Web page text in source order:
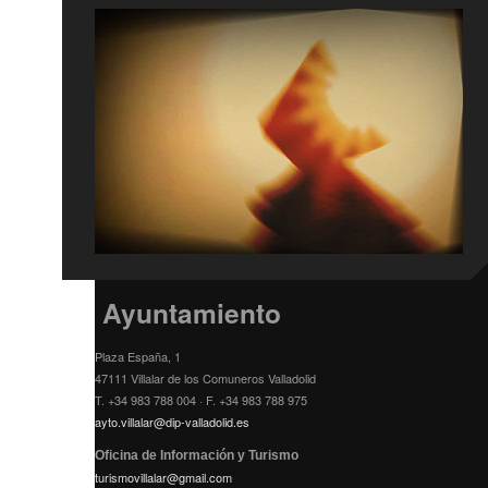
Ayuntamiento
Plaza España, 1
47111 Villalar de los Comuneros Valladolid
T. +34 983 788 004 · F. +34 983 788 975
ayto.villalar@dip-valladolid.es
Oficina de Información y Turismo
turismovillalar@gmail.com